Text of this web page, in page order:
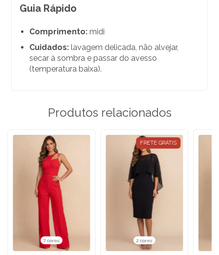
Guia Rápido
Comprimento: midi
Cuidados: lavagem delicada, não alvejar,
secar à sombra e passar do avesso
(temperatura baixa).
Produtos relacionados
7 cores
FRETE GRÁTIS
2 cores